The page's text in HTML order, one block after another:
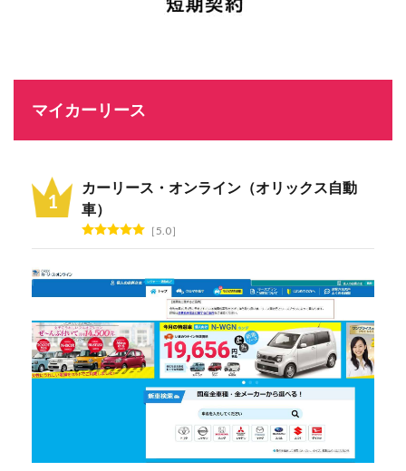
マイカーリース
カーリース・オンライン（オリックス自動
車）
5.0